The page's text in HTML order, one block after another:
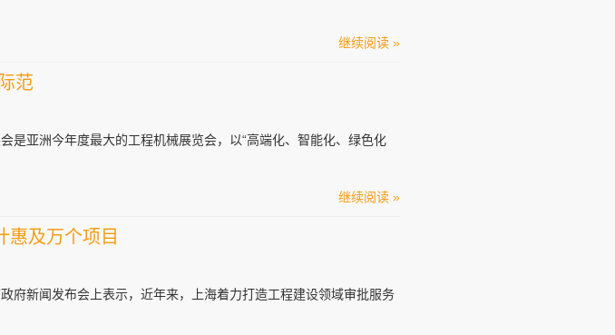
继续阅读 »
范
是亚洲今年度最大的工程机械展览会，以“高端化、智能化、绿色化
继续阅读 »
惠及万个项目
府新闻发布会上表示，近年来，上海着力打造工程建设领域审批服务